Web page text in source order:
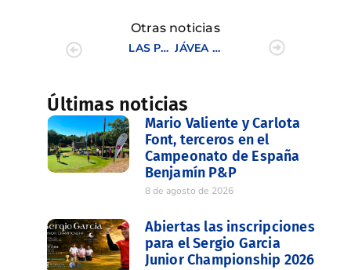
Otras noticias
LAS PROMESAS DEL GOLF VALENCIANO APRENDEN CON LAS MEJORES DEL MUNDO
JÁVEA Y EL BOSQUE GANADORES DEL TORNEO SENIOR INTERCLUBS POR EQUIPOS
Últimas noticias
Mario Valiente y Carlota
Font, terceros en el
Campeonato de España
Benjamín P&P
8 de agosto de 2026
Abiertas las inscripciones
para el Sergio Garcia
Junior Championship 2026